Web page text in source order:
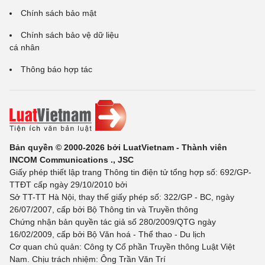
Chính sách bảo mật
Chính sách bảo vệ dữ liệu
cá nhân
Thông báo hợp tác
Bản quyền © 2000-2026 bởi LuatVietnam - Thành viên
INCOM Communications ., JSC
Giấy phép thiết lập trang Thông tin điện tử tổng hợp số: 692/GP-
TTĐT cấp ngày 29/10/2010 bởi
Sở TT-TT Hà Nội, thay thế giấy phép số: 322/GP - BC, ngày
26/07/2007, cấp bởi Bộ Thông tin và Truyền thông
Chứng nhận bản quyền tác giả số 280/2009/QTG ngày
16/02/2009, cấp bởi Bộ Văn hoá - Thể thao - Du lịch
Cơ quan chủ quản: Công ty Cổ phần Truyền thông Luật Việt
Nam. Chịu trách nhiệm: Ông Trần Văn Trí